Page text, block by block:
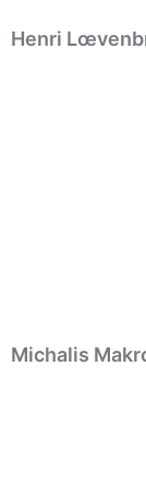
Henri
Michalis